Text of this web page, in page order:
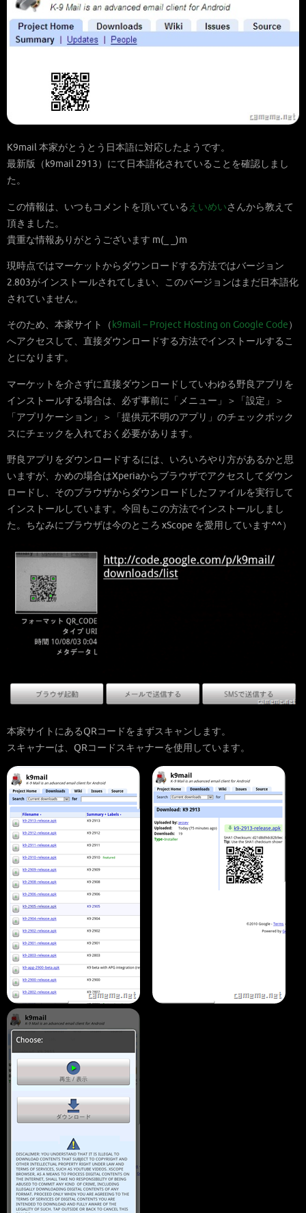
K9mail 本家がとうとう日本語に対応したようです。
最新版（k9mail 2913）にて日本語化されていることを確認しまし
た。
この情報は、いつもコメントを頂いている えいめいさんから教えて
頂きました。
貴重な情報ありがとうございます m(_ _)m
現時点ではマーケットからダウンロードする方法ではバージョン
2.803がインストールされてしまい、このバージョンはまだ日本語化
されていません。
そのため、本家サイト（ k9mail – Project Hosting on Google Code）
へアクセスして、直接ダウンロードする方法でインストールするこ
とになります。
マーケットを介さずに直接ダウンロードしていわゆる野良アプリを
インストールする場合は、必ず事前に「メニュー」＞「設定」＞
「アプリケーション」＞「提供元不明のアプリ」のチェックボック
スにチェックを入れておく必要があります。
野良アプリをダウンロードするには、いろいろやり方があるかと思
いますが、かめの場合はXperiaからブラウザでアクセスしてダウン
ロードし、そのブラウザからダウンロードしたファイルを実行して
インストールしています。今回もこの方法でインストールしまし
た。ちなみにブラウザは今のところ xScope を愛用しています^^）
本家サイトにあるQRコードをまずスキャンします。
スキャナーは、QRコードスキャナーを使用しています。